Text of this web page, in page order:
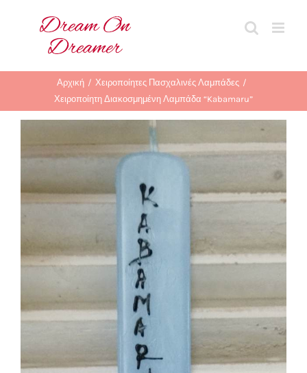
Αρχική
Χειροποίητες Πασχαλινές Λαμπάδες
Χειροποίητη Διακοσμημένη Λαμπάδα “Kabamaru”